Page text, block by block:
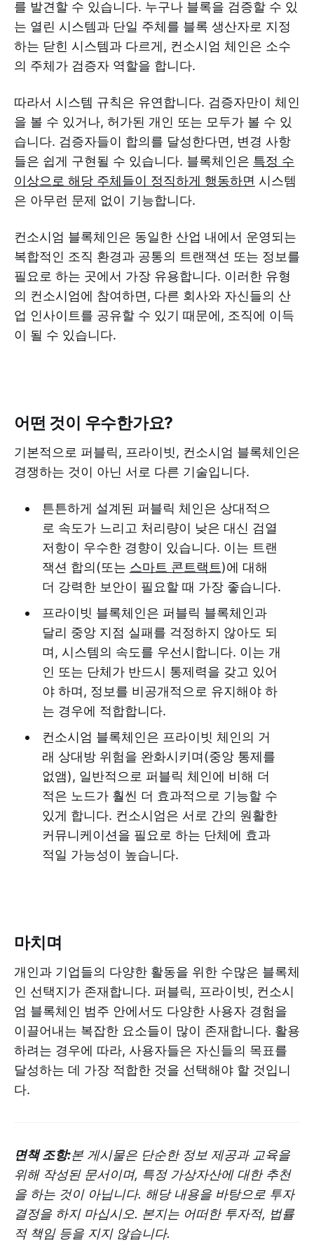
를 발견할 수 있습니다. 누구나 블록을 검증할 수 있
는 열린 시스템과 단일 주체를 블록 생산자로 지정
하는 닫힌 시스템과 다르게, 컨소시엄 체인은 소수
의 주체가 검증자 역할을 합니다.
따라서 시스템 규칙은 유연합니다. 검증자만이 체인
을 볼 수 있거나, 허가된 개인 또는 모두가 볼 수 있
습니다. 검증자들이 합의를 달성한다면, 변경 사항
들은 쉽게 구현될 수 있습니다. 블록체인은 특정 수
이상으로 해당 주체들이 정직하게 행동하면 시스템
은 아무런 문제 없이 기능합니다.
컨소시엄 블록체인은 동일한 산업 내에서 운영되는
복합적인 조직 환경과 공통의 트랜잭션 또는 정보를
필요로 하는 곳에서 가장 유용합니다. 이러한 유형
의 컨소시엄에 참여하면, 다른 회사와 자신들의 산
업 인사이트를 공유할 수 있기 때문에, 조직에 이득
이 될 수 있습니다.
어떤 것이 우수한가요?
기본적으로 퍼블릭, 프라이빗, 컨소시엄 블록체인은
경쟁하는 것이 아닌 서로 다른 기술입니다.
튼튼하게 설계된 퍼블릭 체인은 상대적으
로 속도가 느리고 처리량이 낮은 대신 검열
저항이 우수한 경향이 있습니다. 이는 트랜
잭션 합의(또는 스마트 콘트랙트)에 대해
더 강력한 보안이 필요할 때 가장 좋습니다.
프라이빗 블록체인은 퍼블릭 블록체인과
달리 중앙 지점 실패를 걱정하지 않아도 되
며, 시스템의 속도를 우선시합니다. 이는 개
인 또는 단체가 반드시 통제력을 갖고 있어
야 하며, 정보를 비공개적으로 유지해야 하
는 경우에 적합합니다.
컨소시엄 블록체인은 프라이빗 체인의 거
래 상대방 위험을 완화시키며(중앙 통제를
없앰), 일반적으로 퍼블릭 체인에 비해 더
적은 노드가 훨씬 더 효과적으로 기능할 수
있게 합니다. 컨소시엄은 서로 간의 원활한
커뮤니케이션을 필요로 하는 단체에 효과
적일 가능성이 높습니다.
마치며
개인과 기업들의 다양한 활동을 위한 수많은 블록체
인 선택지가 존재합니다. 퍼블릭, 프라이빗, 컨소시
엄 블록체인 범주 안에서도 다양한 사용자 경험을
이끌어내는 복잡한 요소들이 많이 존재합니다. 활용
하려는 경우에 따라, 사용자들은 자신들의 목표를
달성하는 데 가장 적합한 것을 선택해야 할 것입니
다.
면책 조항:본 게시물은 단순한 정보 제공과 교육을
위해 작성된 문서이며, 특정 가상자산에 대한 추천
을 하는 것이 아닙니다. 해당 내용을 바탕으로 투자
결정을 하지 마십시오. 본지는 어떠한 투자적, 법률
적 책임 등을 지지 않습니다.